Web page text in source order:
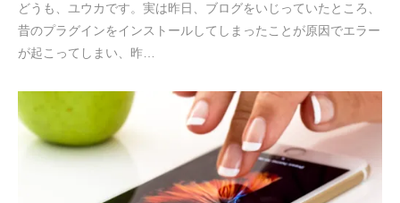
どうも、ユウカです。実は昨日、ブログをいじっていたところ、
昔のプラグインをインストールしてしまったことが原因でエラー
が起こってしまい、昨…